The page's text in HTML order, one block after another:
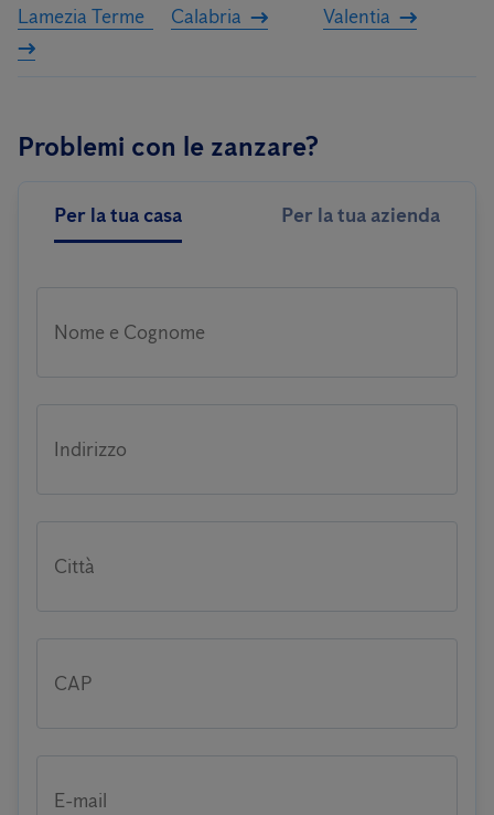
Lamezia Terme
Calabria
Valentia
Problemi con le zanzare?
Per la tua casa Per la tua azienda
Nome e Cognome
Indirizzo
Città
CAP
E-mail